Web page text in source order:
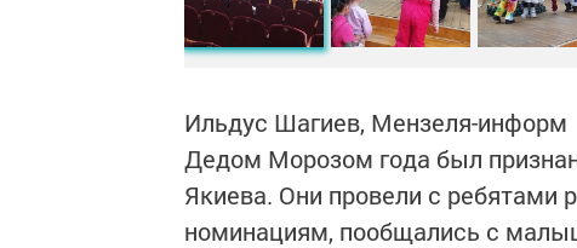
Ильдус Шагиев, Мензеля-информ
Дедом Морозом года был
Якиева. Они провели с ребятами
номинациям, пообщались с